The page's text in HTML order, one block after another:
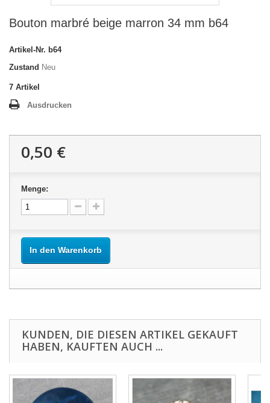
Bouton marbré beige marron 34 mm b64
Artikel-Nr. b64
Zustand Neu
7 Artikel
Ausdrucken
0,50 €
Menge:
In den Warenkorb
KUNDEN, DIE DIESEN ARTIKEL GEKAUFT
HABEN, KAUFTEN AUCH ...